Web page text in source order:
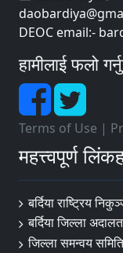
DEOC email:-
हामीलाई फलो
Terms of Use |
महत्त्वपूर्ण
बर्दिया राष्ट्रिय
बर्दिया जिल्ला अदालत
जिल्ला समन्वय